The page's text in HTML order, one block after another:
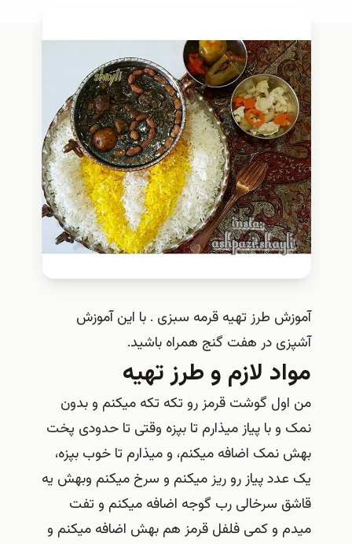
آموزش طرز تهیه قرمه سبزی . با این آموزش
آشپزی در هفت گنج همراه باشید.
مواد لازم و طرز تهیه
من اول گوشت قرمز رو تکه تکه میکنم و بدون
نمک و با پیاز میذارم تا بپزه وقتی تا حدودی پخت
بهش نمک اضافه میکنم، و میذارم تا خوب بپزه،
یک عدد پیاز رو ریز میکنم و سرخ میکنم وبهش یه
قاشق سرخالی رب گوجه اضافه میکنم و تفت
میدم و کمی فلفل قرمز هم بهش اضافه میکنم و